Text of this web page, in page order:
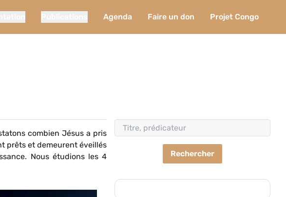
Agenda Faire un don Projet Congo
combien Jésus a pris
prêts et demeurent éveillés
Nous étudions les 4
Rechercher